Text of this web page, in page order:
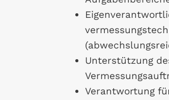
Unterstützung
Verantwortung